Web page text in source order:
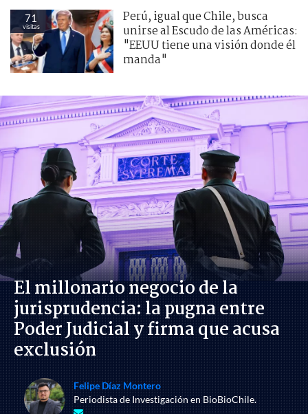
71
visitas
Perú, igual que Chile, busca
unirse al Escudo de las Américas:
"EEUU tiene una visión donde él
manda"
El millonario negocio de la
jurisprudencia: la pugna entre
Poder Judicial y firma que acusa
exclusión
Felipe Díaz Montero
Periodista de Investigación en BioBioChile.